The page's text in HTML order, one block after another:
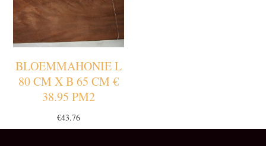
BLOEMMAHONIE L
80 CM X B 65 CM €
38.95 PM2
€43.76